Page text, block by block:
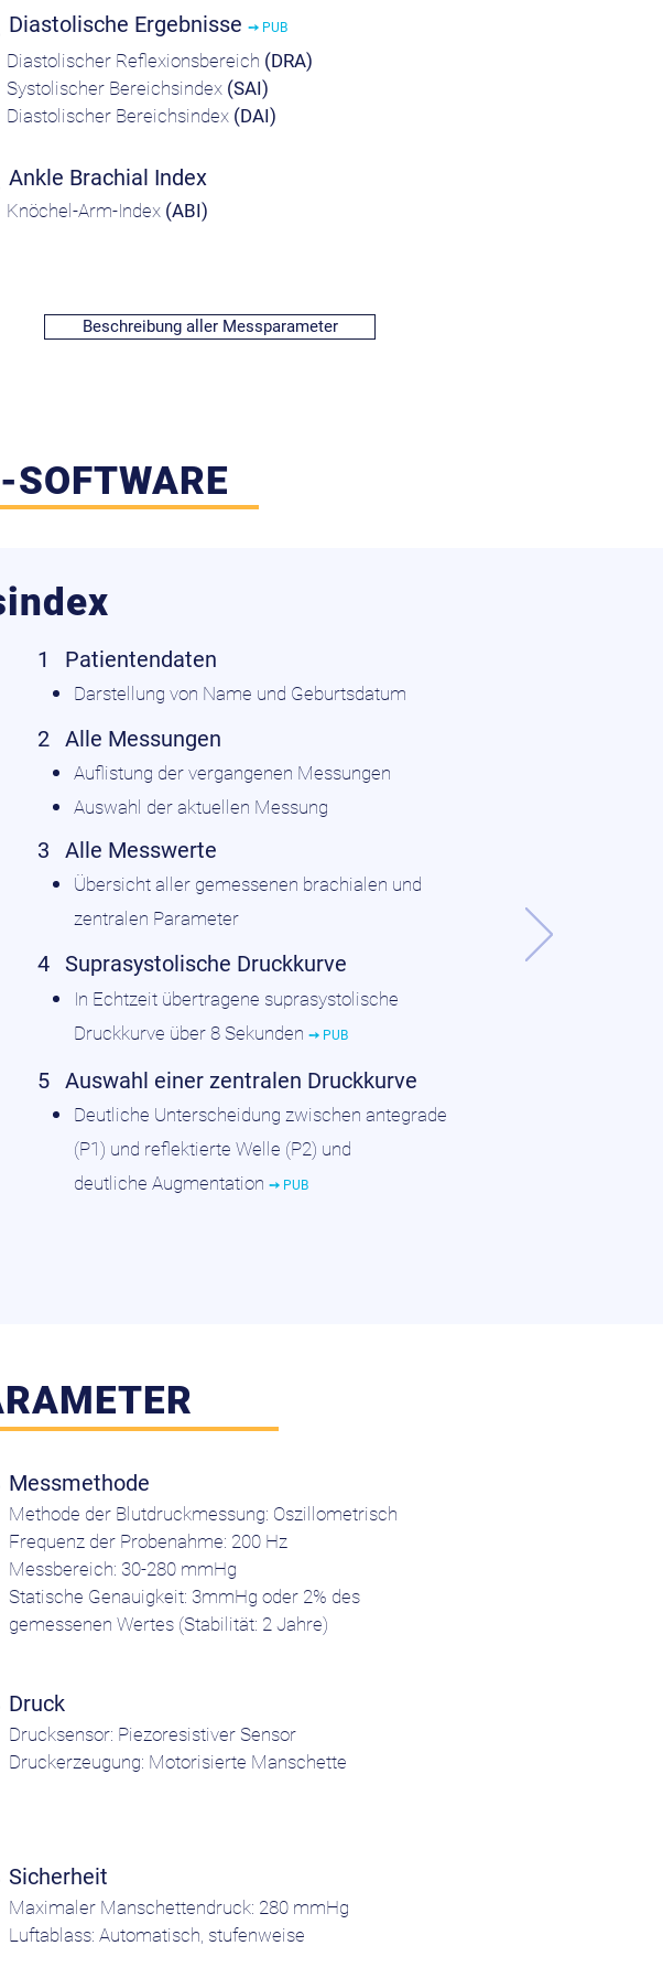
Diastolische Ergebnisse ➙ PUB
Diastolischer Reflexionsbereich (DRA)
Systolischer Bereichsindex(SAI)
Diastolischer Bereichsindex (DAI)
Ankle Brachial Index
Knöchel-Arm-Index (ABI)
Beschreibung aller Messparameter
1
Darstellung von Name und Geburtsdatum
Patientendaten
2
Auflistung der vergangenen Messungen
Auswahl der aktuellen Messung
Alle Messungen
3
Übersicht aller gemessenen brachialen und
zentralen Parameter
Alle Messwerte
4
In Echtzeit übertragene suprasystolische
Druckkurve über 8 Sekunden ➙ PUB
Suprasystolische Druckkurve
5
Deutliche Unterscheidung zwischen antegrade
(P1) und reflektierte Welle (P2) und
deutliche Augmentation ➙ PUB
Auswahl einer zentralen Druckkurve
Methode der Blutdruckmessung: Oszillometrisch
Frequenz der Probenahme: 200 Hz
Messbereich: 30-280 mmHg
Statische Genauigkeit: 3mmHg oder 2% des
gemessenen Wertes (Stabilität: 2 Jahre)
Messmethode
Drucksensor: Piezoresistiver Sensor
Druckerzeugung: Motorisierte Manschette
Druck
Maximaler Manschettendruck: 280 mmHg
Luftablass: Automatisch, stufenweise
Sicherheit